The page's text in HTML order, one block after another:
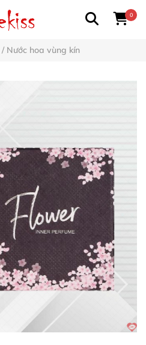
0
/ Nước hoa vùng kín